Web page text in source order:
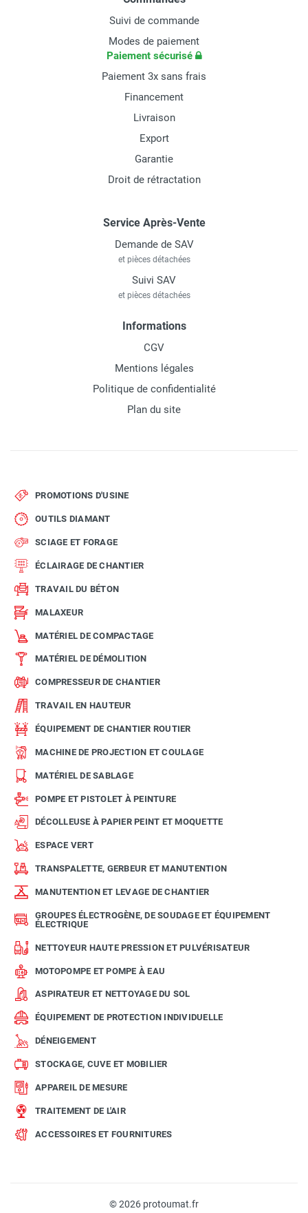
Suivi de commande
Modes de paiement
Paiement sécurisé
Paiement 3x sans frais
Financement
Livraison
Export
Garantie
Droit de rétractation
Service Après-Vente
Demande de SAV
et pièces détachées
Suivi SAV
et pièces détachées
Informations
CGV
Mentions légales
Politique de confidentialité
Plan du site
PROMOTIONS D'USINE
OUTILS DIAMANT
SCIAGE ET FORAGE
ÉCLAIRAGE DE CHANTIER
TRAVAIL DU BÉTON
MALAXEUR
MATÉRIEL DE COMPACTAGE
MATÉRIEL DE DÉMOLITION
COMPRESSEUR DE CHANTIER
TRAVAIL EN HAUTEUR
ÉQUIPEMENT DE CHANTIER ROUTIER
MACHINE DE PROJECTION ET COULAGE
MATÉRIEL DE SABLAGE
POMPE ET PISTOLET À PEINTURE
DÉCOLLEUSE À PAPIER PEINT ET MOQUETTE
ESPACE VERT
TRANSPALETTE, GERBEUR ET MANUTENTION
MANUTENTION ET LEVAGE DE CHANTIER
GROUPES ÉLECTROGÈNE, DE SOUDAGE ET ÉQUIPEMENT
ÉLECTRIQUE
NETTOYEUR HAUTE PRESSION ET PULVÉRISATEUR
MOTOPOMPE ET POMPE À EAU
ASPIRATEUR ET NETTOYAGE DU SOL
ÉQUIPEMENT DE PROTECTION INDIVIDUELLE
DÉNEIGEMENT
STOCKAGE, CUVE ET MOBILIER
APPAREIL DE MESURE
TRAITEMENT DE L'AIR
ACCESSOIRES ET FOURNITURES
© 2026 protoumat.fr